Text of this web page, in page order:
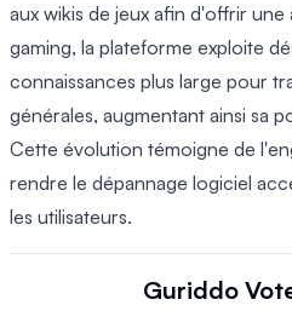
aux wikis de jeux afin d'offrir
gaming, la plateforme exploite
connaissances plus large pour
générales, augmentant ainsi sa
Cette évolution témoigne de
rendre le dépannage logiciel
les utilisateurs.
Guriddo